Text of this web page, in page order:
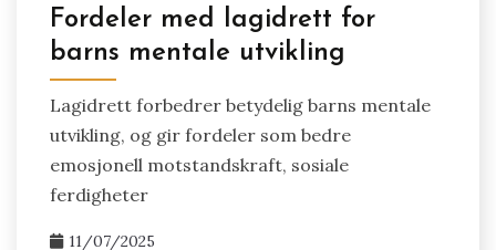
Fordeler med lagidrett for
barns mentale utvikling
Lagidrett forbedrer betydelig barns mentale
utvikling, og gir fordeler som bedre
emosjonell motstandskraft, sosiale
ferdigheter
11/07/2025